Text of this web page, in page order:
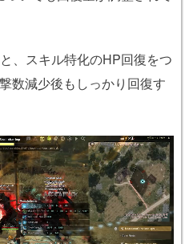
、スキル特化のHP回復をつ
数減少後もしっかり回復す